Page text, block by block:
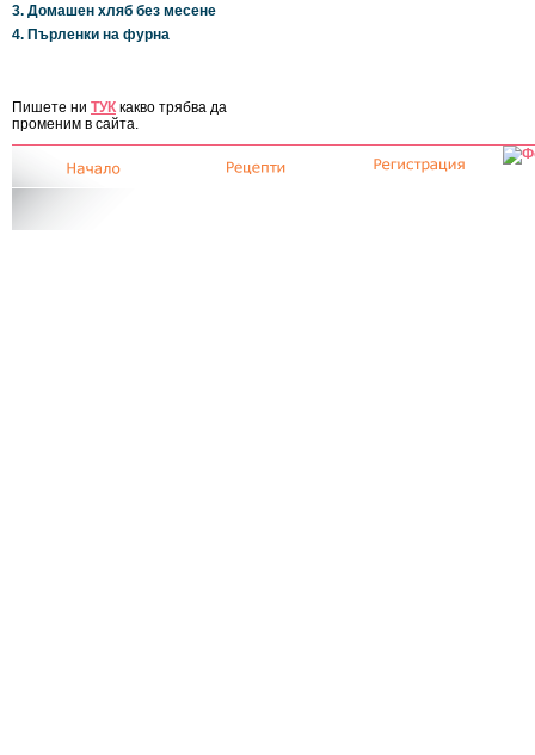
3. Домашен хляб без месене
4. Пърленки на фурна
Пишете ни ТУК какво трябва да
променим в сайта.